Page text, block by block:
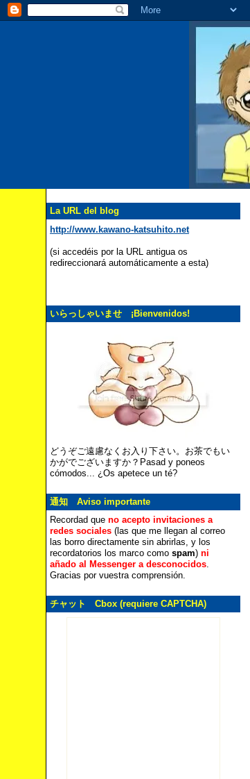
La URL del blog
http://www.kawano-katsuhito.net
(si accedéis por la URL antigua os
redireccionará automáticamente a esta)
いらっしゃいませ ¡Bienvenidos!
どうぞご遠慮なくお入り下さい。お茶でもい
かがでございますか？Pasad y poneos
cómodos... ¿Os apetece un té?
通知 Aviso importante
Recordad que no acepto invitaciones a
redes sociales (las que me llegan al correo
las borro directamente sin abrirlas, y los
recordatorios los marco como spam) ni
añado al Messenger a desconocidos.
Gracias por vuestra comprensión.
チャット Cbox (requiere CAPTCHA)